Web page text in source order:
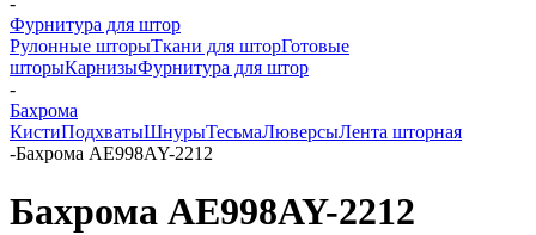
Фурнитура для штор
Рулонные шторыТкани для шторГотовые
шторыКарнизыФурнитура для штор
-
Бахрома
КистиПодхватыШнурыТесьмаЛюверсыЛента шторная
-Бахрома AE998AY-2212
Бахрома AE998AY-2212